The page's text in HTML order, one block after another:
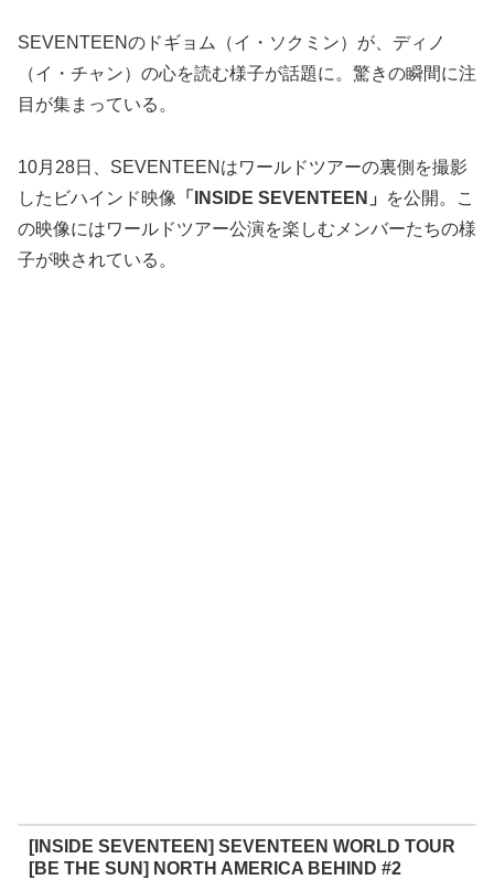
SEVENTEENのドギョム（イ・ソクミン）が、ディノ
（イ・チャン）の心を読む様子が話題に。驚きの瞬間に注
目が集まっている。
10月28日、SEVENTEENはワールドツアーの裏側を撮影
したビハインド映像 「INSIDE SEVENTEEN」
を公開。こ
の映像にはワールドツアー公演を楽しむメンバーたちの様
子が映されている。
[INSIDE SEVENTEEN] SEVENTEEN WORLD TOUR
[BE THE SUN] NORTH AMERICA BEHIND #2